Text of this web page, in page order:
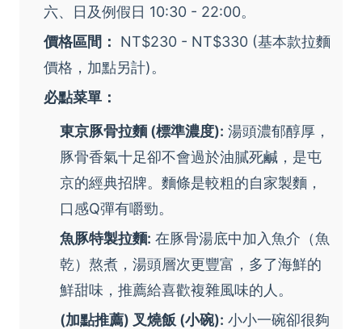
六、日及例假日 10:30 - 22:00。
價格區間：
NT$230 - NT$330 (基本款拉麵
價格，加點另計)。
必點菜單：
東京豚骨拉麵 (標準濃度): 湯頭濃郁醇厚，
豚骨香氣十足卻不會過於油膩死鹹，是屯
京的經典招牌。麵條是較粗的自家製麵，
口感Q彈有嚼勁。
魚豚特製拉麵: 在豚骨湯底中加入魚介（魚
乾）熬煮，湯頭層次更豐富，多了海鮮的
鮮甜味，推薦給喜歡複雜風味的人。
(加點推薦) 叉燒飯 (小碗): 小小一碗卻很夠